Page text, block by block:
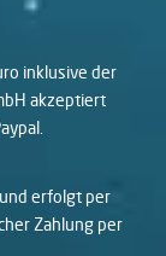
inklusive der
akzeptiert
erfolgt per
Zahlung per